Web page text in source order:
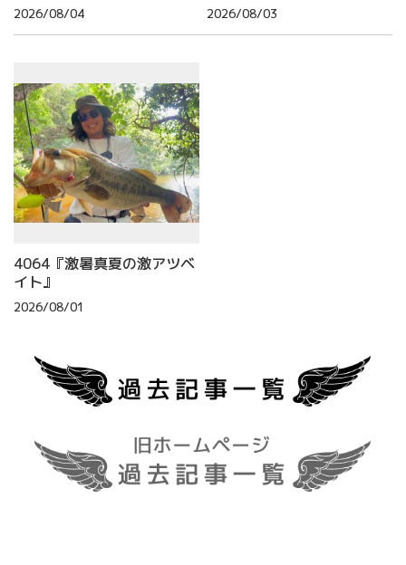
2026/08/04 2026/08/03
4064『激暑真夏の激アツベ
イト』
2026/08/01